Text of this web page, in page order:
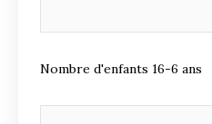
Nombre d'enfants 16-6 ans